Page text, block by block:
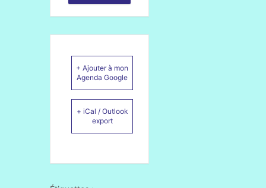
+ Ajouter à mon
Agenda Google
+ iCal / Outlook
export